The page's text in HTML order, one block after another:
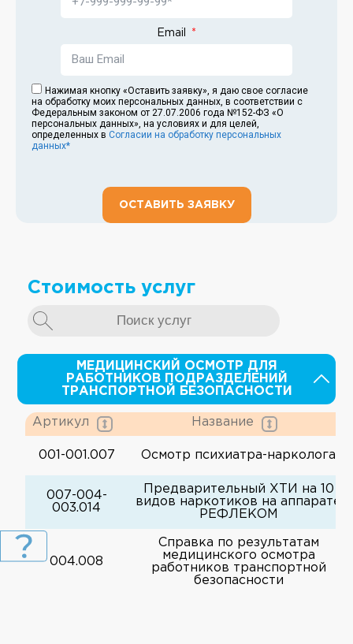
Email
Нажимая кнопку «Оставить заявку», я даю свое согласие
на обработку моих персональных данных, в соответствии с
Федеральным законом от 27.07.2006 года №152-ФЗ «О
персональных данных», на условиях и для целей,
определенных вСогласии на обработку персональных
данных*
ОСТАВИТЬ ЗАЯВКУ
Стоимость услуг
МЕДИЦИНСКИЙ ОСМОТР ДЛЯ
РАБОТНИКОВ ПОДРАЗДЕЛЕНИЙ
ТРАНСПОРТНОЙ БЕЗОПАСНОСТИ
Артикул Название
001-001.007 Осмотр психиатра-нарколога
007-004-
003.014
Предварительный ХТИ на 10
видов наркотиков на аппарате
РЕФЛЕКОМ
004.008
Справка по результатам
медицинского осмотра
работников транспортной
безопасности